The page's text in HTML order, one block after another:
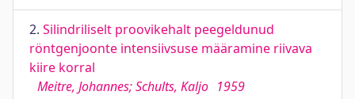
2. Silindriliselt proovikehalt peegeldunud
röntgenjoonte intensiivsuse määramine riivava
kiire korral
Meitre, Johannes; Schults, Kaljo 1959